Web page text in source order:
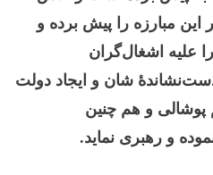
مبارزه را پیش برده و
علیه اشغال‌گران
شان و ایجاد دولت
پوشالی و هم چنین
و رهبری نماید.